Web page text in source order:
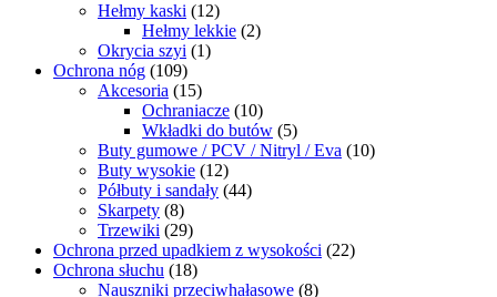
Hełmy kaski (12)
Hełmy lekkie (2)
Okrycia szyi (1)
Ochrona nóg (109)
Akcesoria (15)
Ochraniacze (10)
Wkładki do butów (5)
Buty gumowe / PCV / Nitryl / Eva (10)
Buty wysokie (12)
Półbuty i sandały (44)
Skarpety (8)
Trzewiki (29)
Ochrona przed upadkiem z wysokości (22)
Ochrona słuchu (18)
Nauszniki przeciwhałasowe (8)